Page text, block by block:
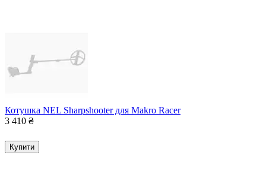
Котушка NEL Sharpshooter для Makro Racer
3 410 ₴
Купити